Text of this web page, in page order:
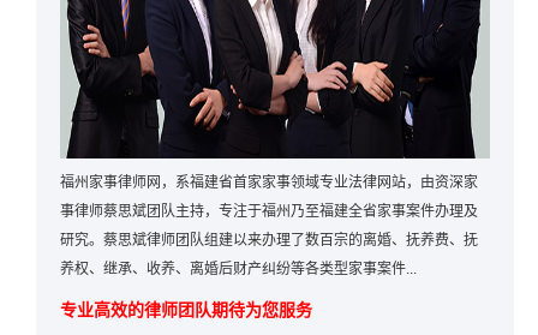
福州家事律师网，系福建省首家家事领域专业法律网站，由资深家
事律师蔡思斌团队主持，专注于福州乃至福建全省家事案件办理及
研究。蔡思斌律师团队组建以来办理了数百宗的离婚、抚养费、抚
养权、继承、收养、离婚后财产纠纷等各类型家事案件...
专业高效的律师团队期待为您服务